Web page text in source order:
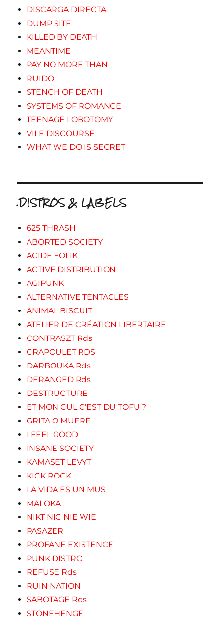
DISCARGA DIRECTA
DUMP SITE
KILLED BY DEATH
MEANTIME
PAY NO MORE THAN
RUIDO
STENCH OF DEATH
SYSTEMS OF ROMANCE
TEENAGE LOBOTOMY
VILE DISCOURSE
WHAT WE DO IS SECRET
.DISTROS & LABELS
625 THRASH
ABORTED SOCIETY
ACIDE FOLIK
ACTIVE DISTRIBUTION
AGIPUNK
ALTERNATIVE TENTACLES
ANIMAL BISCUIT
ATELIER DE CRÉATION LIBERTAIRE
CONTRASZT Rds
CRAPOULET RDS
DARBOUKA Rds
DERANGED Rds
DESTRUCTURE
ET MON CUL C'EST DU TOFU ?
GRITA O MUERE
I FEEL GOOD
INSANE SOCIETY
KAMASET LEVYT
KICK ROCK
LA VIDA ES UN MUS
MALOKA
NIKT NIC NIE WIE
PASAZER
PROFANE EXISTENCE
PUNK DISTRO
REFUSE Rds
RUIN NATION
SABOTAGE Rds
STONEHENGE